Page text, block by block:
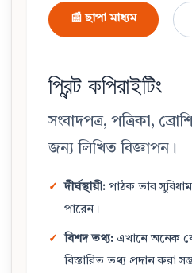
📰 ছাপা মাধ্যম
প্রিন্ট কপিরাইটিং
সংবাদপত্র, পত্রিকা,
জন্য লিখিত বিজ্ঞাপন।
✓ দীর্ঘস্থায়ী:পাঠক তার
পারেন।
✓ বিশদ তথ্য:এখানে অনেক
বিস্তারিত তথ্য প্রদান করা